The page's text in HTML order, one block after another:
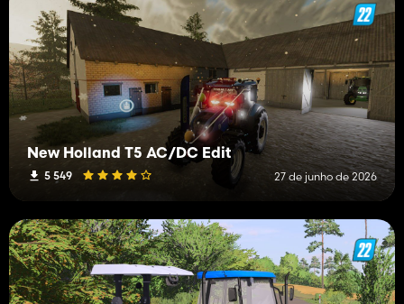
New Holland T5 AC/DC Edit
5 549 27 de junho de 2026